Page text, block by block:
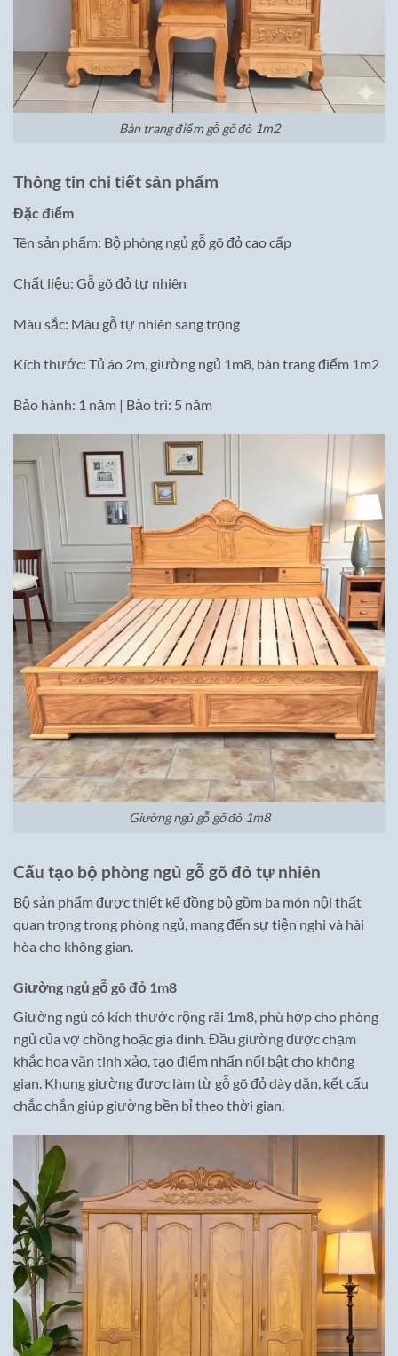
Bàn trang điểm gỗ gõ đỏ 1m2
Thông tin chi tiết sản phẩm
Đặc điểm
Tên sản phẩm: Bộ phòng ngủ gỗ gõ đỏ cao cấp
Chất liệu: Gỗ gõ đỏ tự nhiên
Màu sắc: Màu gỗ tự nhiên sang trọng
Kích thước: Tủ áo 2m, giường ngủ 1m8, bàn trang điểm 1m2
Bảo hành: 1 năm | Bảo trì: 5 năm
Giường ngủ gỗ gõ đỏ 1m8
Cấu tạo bộ phòng ngủ gỗ gõ đỏ tự nhiên
Bộ sản phẩm được thiết kế đồng bộ gồm ba món nội thất
quan trọng trong phòng ngủ, mang đến sự tiện nghi và hài
hòa cho không gian.
Giường ngủ gỗ gõ đỏ 1m8
Giường ngủ có kích thước rộng rãi 1m8, phù hợp cho phòng
ngủ của vợ chồng hoặc gia đình. Đầu giường được chạm
khắc hoa văn tinh xảo, tạo điểm nhấn nổi bật cho không
gian. Khung giường được làm từ gỗ gõ đỏ dày dặn, kết cấu
chắc chắn giúp giường bền bỉ theo thời gian.